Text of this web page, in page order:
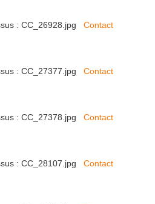
: CC_26928.jpg Contact
: CC_27377.jpg Contact
: CC_27378.jpg Contact
: CC_28107.jpg Contact